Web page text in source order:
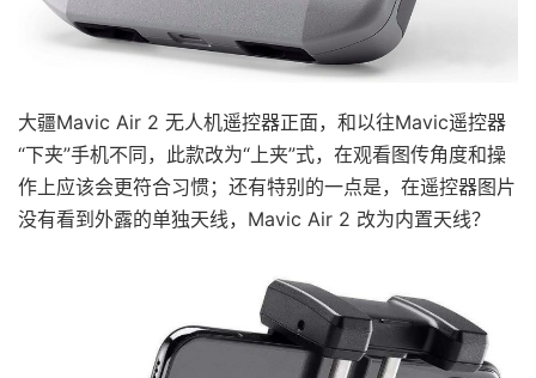
大疆Mavic Air 2 无人机遥控器正面，和以往Mavic遥控器
“下夹”手机不同，此款改为“上夹”式，在观看图传角度和操
作上应该会更符合习惯；还有特别的一点是，在遥控器图片
没有看到外露的单独天线，Mavic Air 2 改为内置天线？